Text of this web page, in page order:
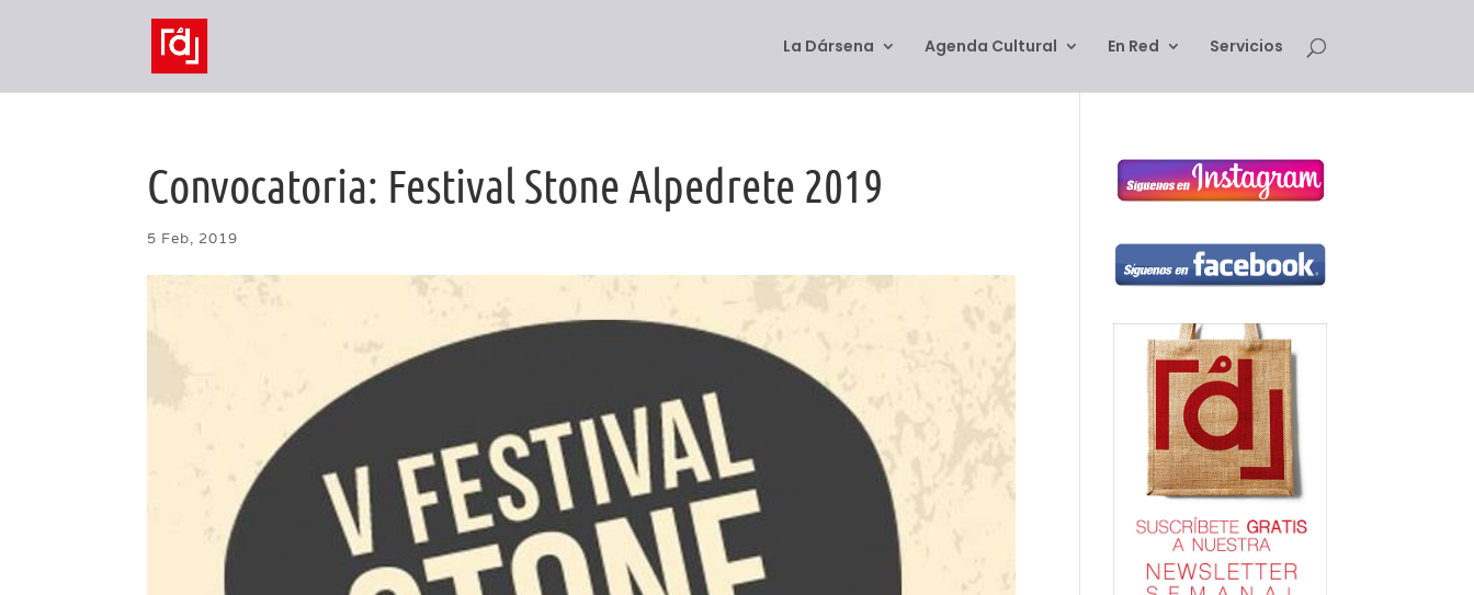
La Dársena Agenda Cultural En Red Servicios
Convocatoria: Festival Stone Alpedrete 2019
5 Feb, 2019